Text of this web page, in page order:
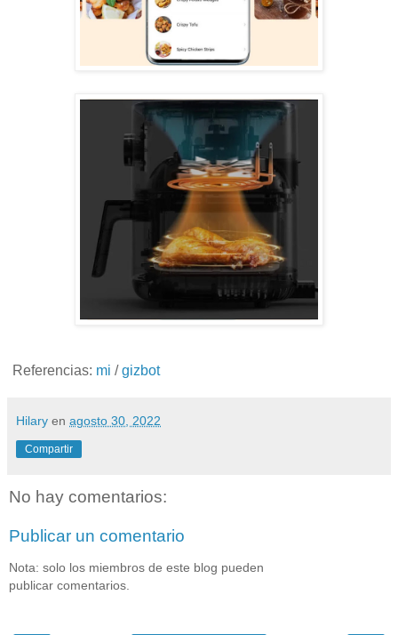
Referencias: mi /gizbot
Hilary en agosto 30, 2022
Compartir
No hay comentarios:
Publicar un comentario
Nota: solo los miembros de este blog pueden
publicar comentarios.